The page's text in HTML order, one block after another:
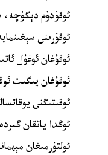
ئوقۇدۇم
ئوقۇرىنى
ئوقۇغان ئوغۇل
ئوقۇغان يىگىت
ئوقىتىڭنى
ئوڭدا ياتقان
ئولتۇرمىغان